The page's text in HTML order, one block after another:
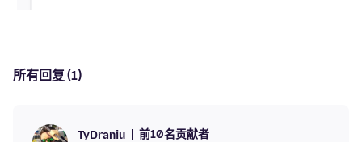
所有回复 (1)
TyDraniu 前10名贡献者